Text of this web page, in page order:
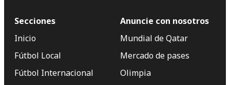
Secciones
Inicio
Fútbol Local
Fútbol Internacional
Anuncie con nosotros
Mundial de Qatar
Mercado de pases
Olimpia